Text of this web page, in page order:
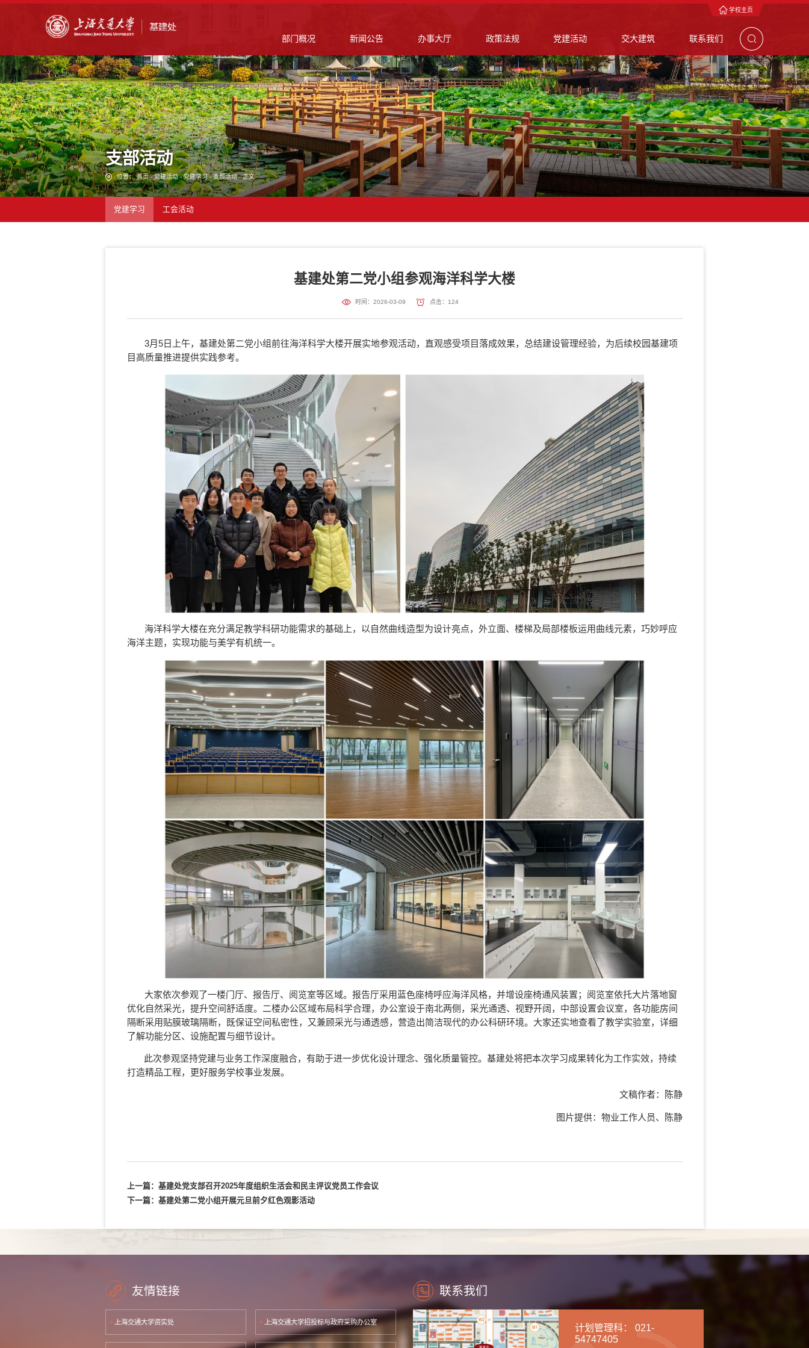
学校主页
部门概况 新闻公告 办事大厅 政策法规 党建活动 交大建筑 联系我们
支部活动
位置：首页-党建活动-党建学习-支部活动- 正文
党建学习 工会活动
基建处第二党小组参观海洋科学大楼
时间：2026-03-09 点击： 124
3月5日上午，基建处第二党小组前往海洋科学大楼开展实地参观活动，直观感受项目落成效果，总结建设管理经验，为后续校园基建项
目高质量推进提供实践参考。
海洋科学大楼在充分满足教学科研功能需求的基础上，以自然曲线造型为设计亮点，外立面、楼梯及局部楼板运用曲线元素，巧妙呼应
海洋主题，实现功能与美学有机统一。
大家依次参观了一楼门厅、报告厅、阅览室等区域。报告厅采用蓝色座椅呼应海洋风格，并增设座椅通风装置；阅览室依托大片落地窗
优化自然采光，提升空间舒适度。二楼办公区域布局科学合理，办公室设于南北两侧，采光通透、视野开阔，中部设置会议室，各功能房间
隔断采用贴膜玻璃隔断，既保证空间私密性，又兼顾采光与通透感，营造出简洁现代的办公科研环境。大家还实地查看了教学实验室，详细
了解功能分区、设施配置与细节设计。
此次参观坚持党建与业务工作深度融合，有助于进一步优化设计理念、强化质量管控。基建处将把本次学习成果转化为工作实效，持续
打造精品工程，更好服务学校事业发展。
文稿作者：陈静
图片提供：物业工作人员、陈静
上一篇： 基建处党支部召开2025年度组织生活会和民主评议党员工作会议
下一篇： 基建处第二党小组开展元旦前夕红色观影活动
友情链接
上海交通大学资实处 上海交通大学招投标与政府采购办公室
联系我们
计划管理科： 021-
54747405